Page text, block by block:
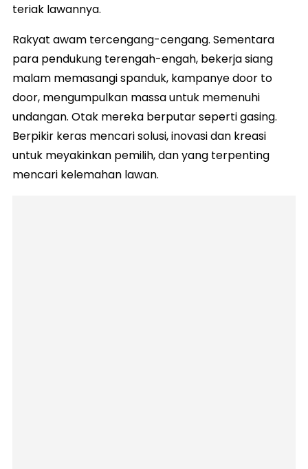
teriak lawannya.
Rakyat awam tercengang-cengang. Sementara
para pendukung terengah-engah, bekerja siang
malam memasangi spanduk, kampanye door to
door, mengumpulkan massa untuk memenuhi
undangan. Otak mereka berputar seperti gasing.
Berpikir keras mencari solusi, inovasi dan kreasi
untuk meyakinkan pemilih, dan yang terpenting
mencari kelemahan lawan.